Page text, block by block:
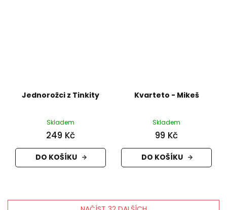
Jednorožci z Tinkity
Skladem
249 Kč
DO KOŠÍKU
Kvarteto - Mikeš
Skladem
99 Kč
DO KOŠÍKU